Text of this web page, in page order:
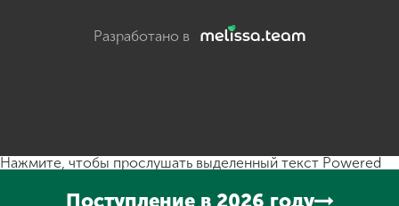
Разработано в
Поступление в 2026 году
Нажмите, чтобы прослушать выделенный текст Powered